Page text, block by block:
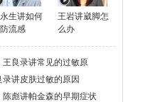
生讲如何
流感
王岩讲崴脚怎
么办
王良录讲常见的过敏原
讲皮肤过敏的原因
陈彪讲帕金森的早期症状